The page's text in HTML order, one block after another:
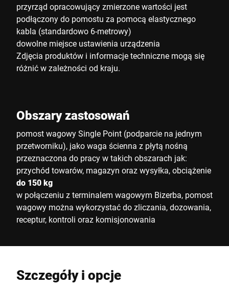
przyrząd opracowujący zmierzone wartości jest
podłączony do pomostu za pomocą elastycznego
kabla (standardowo 6-metrowy)
dowolne miejsce ustawienia urządzenia
Zdjęcia produktów i informacje techniczne mogą się
różnić w zależności od kraju.
Obszary zastosowań
pomost wagowy Single Point (podparcie na jednym
przetworniku), jako waga ścienna z płytą nośną
przeznaczona do pracy w takich obszarach jak:
przychód towarów, magazyn oraz wysyłka, obciążenie
do 150 kg
w połączeniu z terminalem wagowym Bizerba, pomost
wagowy można wykorzystać do zliczania, dozowania,
receptur, kontroli oraz komisjonowania
Szczegóły i opcje